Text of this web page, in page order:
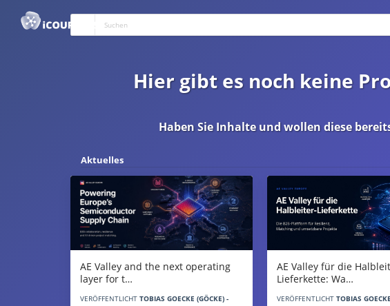
Hier gibt es noch keine
Haben Sie Inhalte und wollen diese
Aktuelles
AE Valley and the next operating
layer for t…
VERÖFFENTLICHT TOBIAS GOECKE (GÖCKE) -
AE Valley für die
Lieferkette: Wa…
VERÖFFENTLICHT TOBIAS